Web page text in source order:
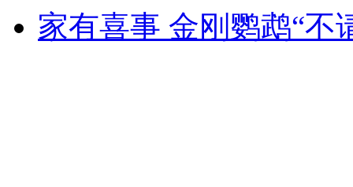
外交部：有关国家言论片面不公正
家有喜事 金刚鹦鹉“不